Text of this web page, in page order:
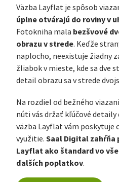
Väzba Layflat je spôsob
úplne otvárajú do roviny v
Fotokniha mala bezšvové
obrazu v strede. Keďže
naplocho, neexistuje žiadny
žliabok v mieste, kde sa dve
detail obrazu sa v strede
Na rozdiel od bežného
núti vás držať kľúčové
väzba Layflat vám poskytuje
využitie. Saal Digital zahŕňa
Layflat ako štandard vo
ďalších poplatkov.